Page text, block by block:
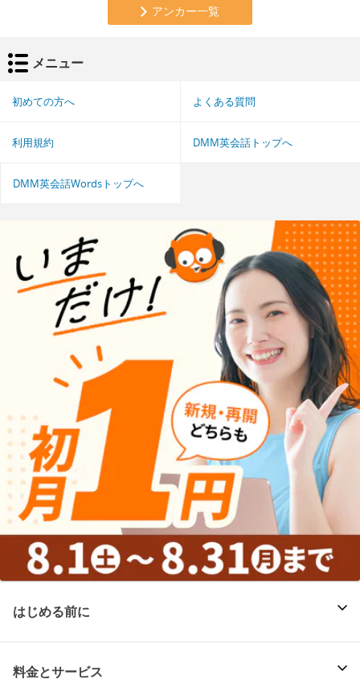
アンカー一覧
メニュー
初めての方へ よくある質問
利用規約 DMM英会話トップへ
DMM英会話Wordsトップへ
はじめる前に
料金とサービス